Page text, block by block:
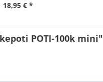
18,95 € *
POTI-100k mini"